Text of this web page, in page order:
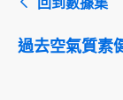
過去空氣質素